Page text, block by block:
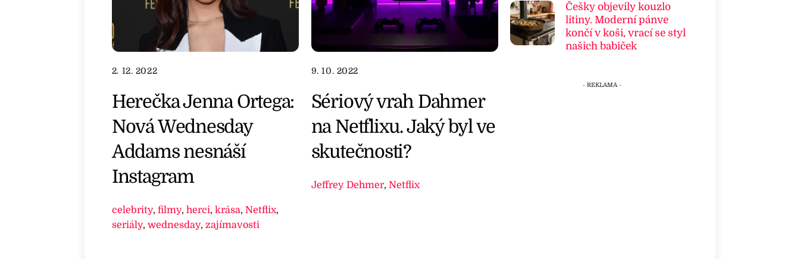
2. 12. 2022
Herečka Jenna Ortega:
Nová Wednesday
Addams nesnáší
Instagram
celebrity, filmy, herci, krása, Netflix,
seriály, wednesday, zajímavosti
9. 10. 2022
Sériový vrah Dahmer
na Netflixu. Jaký byl ve
skutečnosti?
Jeffrey Dehmer, Netflix
Češky objevily kouzlo
litiny. Moderní pánve
končí v koši, vrací se styl
našich babiček